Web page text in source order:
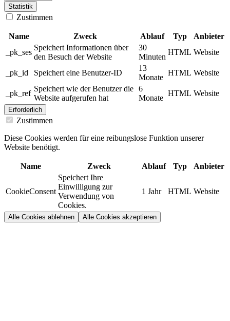
Statistik
Zustimmen
Name Zweck Ablauf Typ
Anbieter
_pk_ses
Speichert Informationen über
den Besuch der Website
30
Minuten
HTML Website
_pk_id Speichert eine Benutzer-ID
13
Monate
HTML Website
_pk_ref
Speichert wie der Benutzer die
Website aufgerufen hat
6
Monate
HTML Website
Erforderlich
Zustimmen
Diese Cookies werden für eine reibungslose Funktion unserer
Website benötigt.
Name Zweck Ablauf Typ Anbieter
CookieConsent
Speichert Ihre
Einwilligung zur
Verwendung von
Cookies.
1 Jahr HTML Website
Alle Cookies ablehnen Alle Cookies akzeptieren